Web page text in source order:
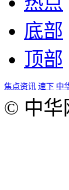
底部
顶部
焦点资讯 速下 中
© 中